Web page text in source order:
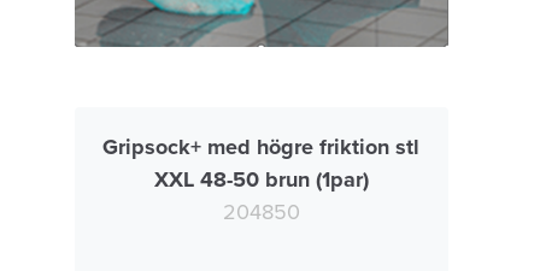
Gripsock+ med högre friktion stl
XXL 48-50 brun (1par)
204850